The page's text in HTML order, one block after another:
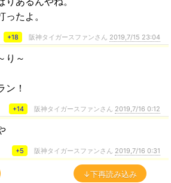
たよ。
+18 阪神タイガースファンさん 2019,7/15 23:04
り～
ン！
+14 阪神タイガースファンさん 2019,7/16 0:12
+5 阪神タイガースファンさん 2019,7/16 0:31
↓下再読み込み